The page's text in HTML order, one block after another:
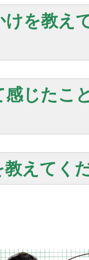
けを教え
感じたこ
えてく